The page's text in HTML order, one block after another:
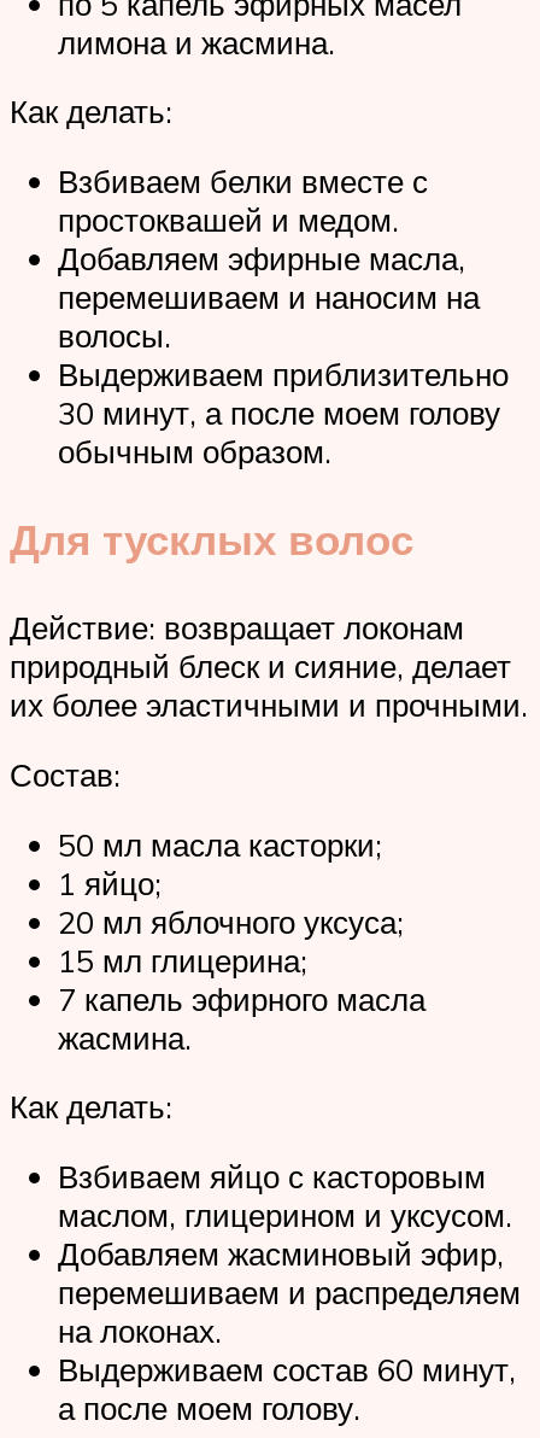
лимона и жасмина.
Как делать:
Взбиваем белки вместе с
простоквашей и медом.
Добавляем эфирные масла,
перемешиваем и наносим на
волосы.
Выдерживаем приблизительно
30 минут, а после моем голову
обычным образом.
Для тусклых волос
Действие: возвращает локонам
природный блеск и сияние, делает
их более эластичными и прочными.
Состав:
50 мл масла касторки;
1 яйцо;
20 мл яблочного уксуса;
15 мл глицерина;
7 капель эфирного масла
жасмина.
Как делать:
Взбиваем яйцо с касторовым
маслом, глицерином и уксусом.
Добавляем жасминовый эфир,
перемешиваем и распределяем
на локонах.
Выдерживаем состав 60 минут,
а после моем голову.